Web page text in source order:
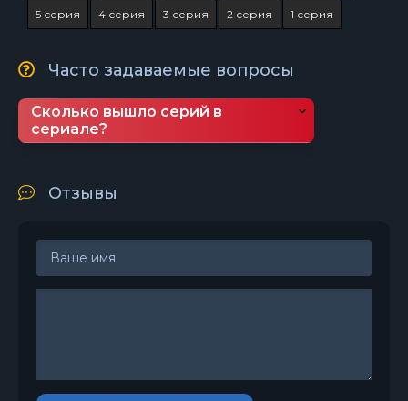
5 серия 4 серия 3 серия 2 серия 1 серия
Часто задаваемые вопросы
Сколько вышло серий в
сериале?
Отзывы